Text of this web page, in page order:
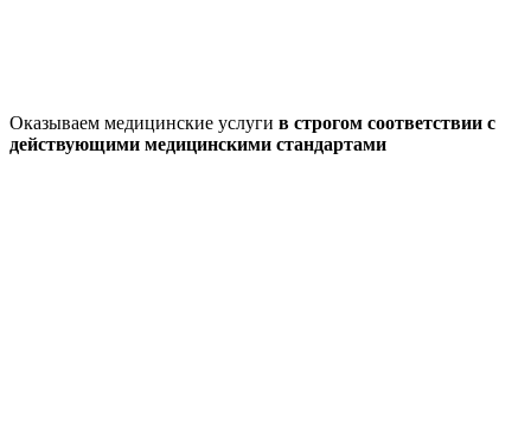
Оказываем медицинские услуги в строгом соответствии с
действующими медицинскими стандартами